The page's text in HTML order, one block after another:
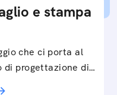
e stampa
che ci porta al
di progettazione di